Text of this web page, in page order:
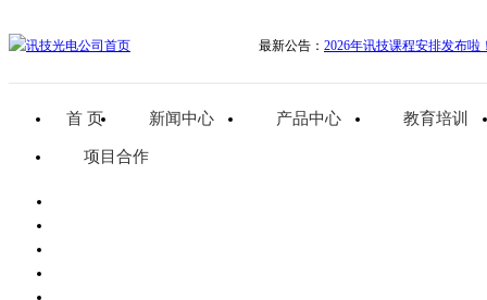
最新公告： 2026年讯技课程安排发布啦
首 页 新闻中心 产品中心 教育培训
项目合作